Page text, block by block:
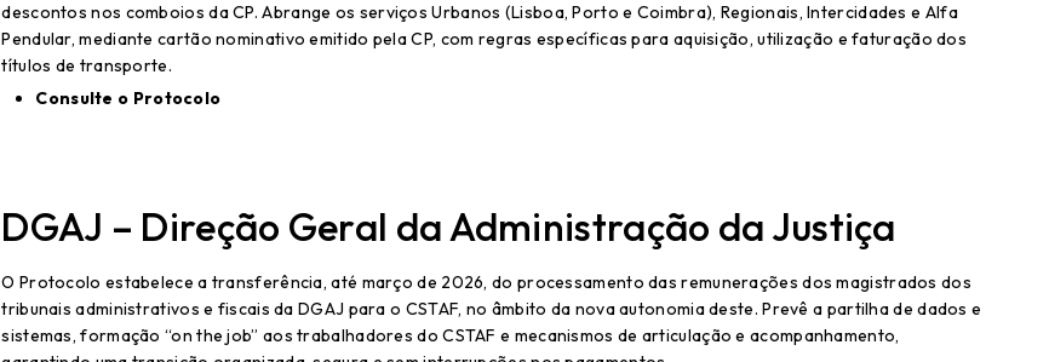
descontos nos comboios da CP. Abrange os serviços Urbanos (Lisboa, Porto e Coimbra), Regionais, Intercidades e Alfa
Pendular, mediante cartão nominativo emitido pela CP, com regras específicas para aquisição, utilização e faturação dos
títulos de transporte.
Consulte o Protocolo
DGAJ – Direção Geral da Administração da Justiça
O Protocolo estabelece a transferência, até março de 2026, do processamento das remunerações dos magistrados dos
tribunais administrativos e fiscais da DGAJ para o CSTAF, no âmbito da nova autonomia deste. Prevê a partilha de dados e
sistemas, formação “on the job” aos trabalhadores do CSTAF e mecanismos de articulação e acompanhamento,